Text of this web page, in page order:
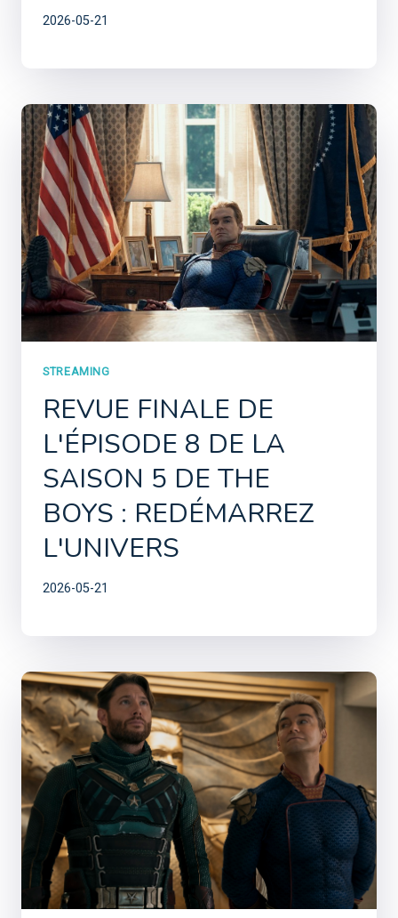
2026-05-21
STREAMING
REVUE FINALE DE
L'ÉPISODE 8 DE LA
SAISON 5 DE THE
BOYS : REDÉMARREZ
L'UNIVERS
2026-05-21